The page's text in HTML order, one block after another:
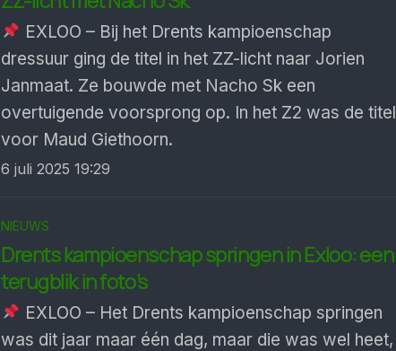
EXLOO – Bij het Drents kampioenschap
dressuur ging de titel in het ZZ-licht naar Jorien
Janmaat. Ze bouwde met Nacho Sk een
overtuigende voorsprong op. In het Z2 was de titel
voor Maud Giethoorn.
6 juli 2025 19:29
NIEUWS
Drents kampioen­schap springen in Exloo: een
terug­blik in foto’s
EXLOO – Het Drents kampioenschap springen
was dit jaar maar één dag, maar die was wel heet,